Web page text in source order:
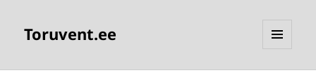
Toruvent.ee